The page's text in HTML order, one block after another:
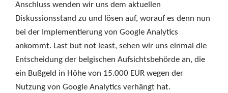
Anschluss wenden wir uns dem aktuellen
Diskussionsstand zu und lösen auf, worauf es denn nun
bei der Implementierung von Google Analytics
ankommt. Last but not least, sehen wir uns einmal die
Entscheidung der belgischen Aufsichtsbehörde an, die
ein Bußgeld in Höhe von 15.000 EUR wegen der
Nutzung von Google Analytics verhängt hat.